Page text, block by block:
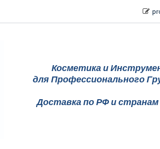
Косметика и
для Профессионального
Доставка по РФ и